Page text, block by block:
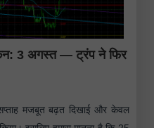
3 अगस्त — ट्रंप ने फिर
मजबूत बढ़त दिखाई और केवल